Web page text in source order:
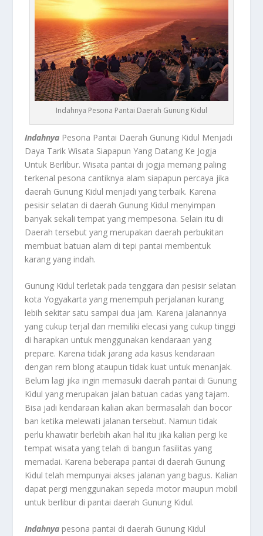
Indahnya Pesona Pantai Daerah Gunung Kidul
Indahnya Pesona Pantai Daerah Gunung Kidul Menjadi
Daya Tarik Wisata Siapapun Yang Datang Ke Jogja
Untuk Berlibur. Wisata pantai di jogja memang paling
terkenal pesona cantiknya alam siapapun percaya jika
daerah Gunung Kidul menjadi yang terbaik. Karena
pesisir selatan di daerah Gunung Kidul menyimpan
banyak sekali tempat yang mempesona. Selain itu di
Daerah tersebut yang merupakan daerah perbukitan
membuat batuan alam di tepi pantai membentuk
karang yang indah.
Gunung Kidul terletak pada tenggara dan pesisir selatan
kota Yogyakarta yang menempuh perjalanan kurang
lebih sekitar satu sampai dua jam. Karena jalanannya
yang cukup terjal dan memiliki elecasi yang cukup tinggi
di harapkan untuk menggunakan kendaraan yang
prepare. Karena tidak jarang ada kasus kendaraan
dengan rem blong ataupun tidak kuat untuk menanjak.
Belum lagi jika ingin memasuki daerah pantai di Gunung
Kidul yang merupakan jalan batuan cadas yang tajam.
Bisa jadi kendaraan kalian akan bermasalah dan bocor
ban ketika melewati jalanan tersebut. Namun tidak
perlu khawatir berlebih akan hal itu jika kalian pergi ke
tempat wisata yang telah di bangun fasilitas yang
memadai. Karena beberapa pantai di daerah Gunung
Kidul telah mempunyai akses jalanan yang bagus. Kalian
dapat pergi menggunakan sepeda motor maupun mobil
untuk berlibur di pantai daerah Gunung Kidul.
Indahnya pesona pantai di daerah Gunung Kidul